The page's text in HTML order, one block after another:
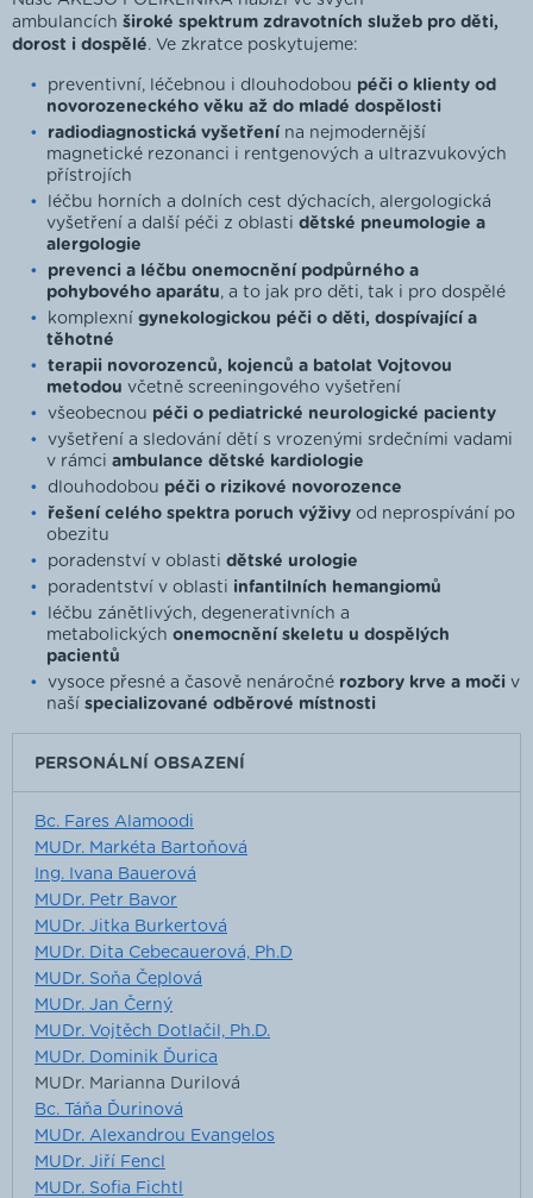
ambulancích široké spektrum zdravotních služeb pro děti,
dorost i dospělé. Ve zkratce poskytujeme:
preventivní, léčebnou i dlouhodobou péči o klienty od
novorozeneckého věku až do mladé dospělosti
radiodiagnostická vyšetření na nejmodernější
magnetické rezonanci i rentgenových a ultrazvukových
přístrojích
léčbu horních a dolních cest dýchacích, alergologická
vyšetření a další péči z oblasti dětské pneumologie a
alergologie
prevenci a léčbu onemocnění podpůrného a
pohybového aparátu, a to jak pro děti, tak i pro dospělé
komplexnígynekologickou péči o děti, dospívající a
těhotné
terapii novorozenců, kojenců a batolat Vojtovou
metodou včetně screeningového vyšetření
všeobecnou péči o pediatrické neurologické pacienty
vyšetření a sledování dětí s vrozenými srdečními vadami
v rámci ambulance dětské kardiologie
dlouhodobou péči o rizikové novorozence
řešení celého spektra poruch výživy od neprospívání po
obezitu
poradenství v oblastidětské urologie
poradentství v oblasti infantilních hemangiomů
léčbu zánětlivých, degenerativních a
metabolických onemocnění skeletu u dospělých
pacientů
vysoce přesné a časově nenáročné rozbory krve a moči v
naší specializované odběrové místnosti
PERSONÁLNÍ OBSAZENÍ
Bc. Fares Alamoodi
MUDr. Markéta Bartoňová
Ing. Ivana Bauerová
MUDr. Petr Bavor
MUDr. Jitka Burkertová
MUDr. Dita Cebecauerová, Ph.D
MUDr. Soňa Čeplová
MUDr. Jan Černý
MUDr. Vojtěch Dotlačil, Ph.D.
MUDr. Dominik Ďurica
MUDr. Marianna Durilová
Bc. Táňa Ďurinová
MUDr. Alexandrou Evangelos
MUDr. Jiří Fencl
MUDr. Sofia Fichtl